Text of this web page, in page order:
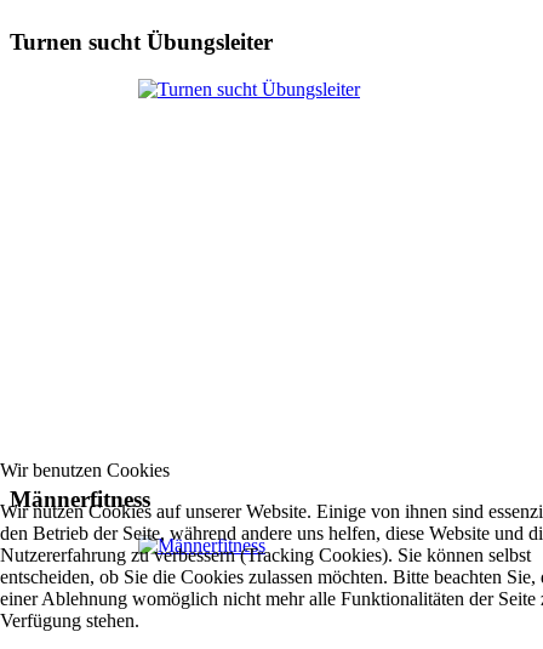
Turnen sucht Übungsleiter
Männerfitness
Wir benutzen Cookies
Wir nutzen Cookies auf unserer Website. Einige von ihnen sind
den Betrieb der Seite, während andere uns helfen, diese Website und
Nutzererfahrung zu verbessern (Tracking Cookies). Sie können selbst
entscheiden, ob Sie die Cookies zulassen möchten. Bitte beachten Sie,
einer Ablehnung womöglich nicht mehr alle Funktionalitäten der Seite
Verfügung stehen.